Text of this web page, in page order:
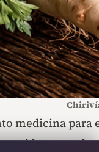
medicina para
en crudo